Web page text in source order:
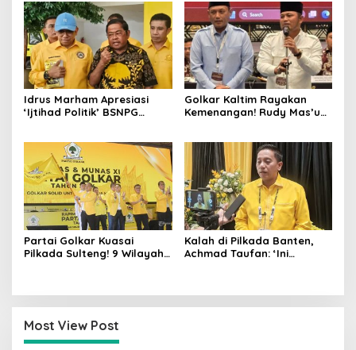
Prize Menarik!
Idrus Marham Apresiasi
‘Ijtihad Politik’ BSNPG
Utama di Pemilu!
Golkar Kaltim Rayakan
Kemenangan! Rudy Mas’ud-
Partai Golkar Kuasai
Pilkada Sulteng! 9 Wilayah
Kalah di Pilkada Banten,
Achmad Taufan: ‘Ini
Most View Post